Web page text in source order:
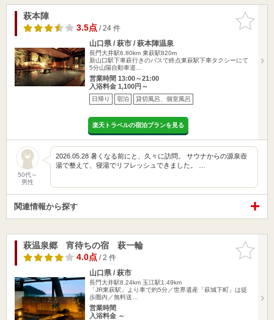
お気に入
りに追加
萩本陣
3.5点/ 24 件
山口県 / 萩市 / 萩本陣温泉
長門大井駅6.80km 東萩駅820m
新山口駅下車萩行きのバスで終点東萩駅下車タクシーにて
5分山陽自動車道…
営業時間 13:00～21:00
入浴料金 1,100円～
日帰り 宿泊 貸切風呂、個室風呂
楽天トラベルの宿泊プランを見る
50代～
男性
2026.05.28 暑くなる前にと、久々に訪問。 サウナからの源泉壺
湯で整えて、寝湯でリフレッシュできました。 …
関連情報から探す
お気に入
りに追加
萩温泉郷 宵待ちの宿 萩一輪
4.0点/ 2 件
山口県 / 萩市
長門大井駅8.24km 玉江駅1.49km
「JR東萩駅」より車で約5分／世界遺産「萩城下町」は徒
歩圏内／無料送…
営業時間
入浴料金 ～